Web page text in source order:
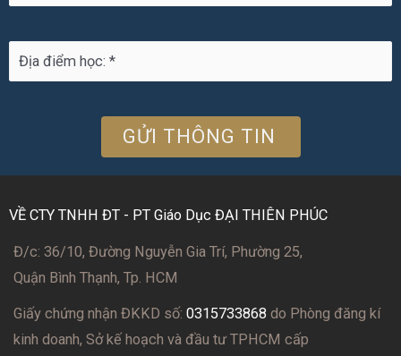
VỀ CTY TNHH ĐT - PT Giáo Dục ĐẠI THIÊN PHÚC
Đ/c: 36/10, Đường Nguyễn Gia Trí, Phường 25,
Quận Bình Thạnh, Tp. HCM
Giấy chứng nhận ĐKKD số: 0315733868 do Phòng đăng kí
kinh doanh, Sở kế hoạch và đầu tư TPHCM cấp